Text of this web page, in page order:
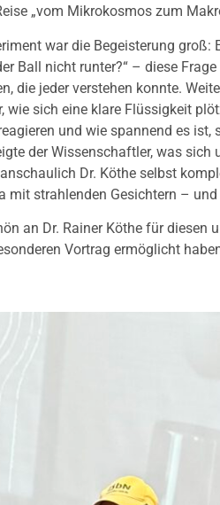
„vom Mikrokosmos zum
war die Begeisterung
Ball nicht runter?“ – diese
die jeder verstehen konnte.
wie sich eine klare Flüssigkeit
und wie spannend es
der Wissenschaftler, was
Dr. Köthe selbst
mit strahlenden Gesichtern –
an Dr. Rainer Köthe für
Vortrag ermöglicht